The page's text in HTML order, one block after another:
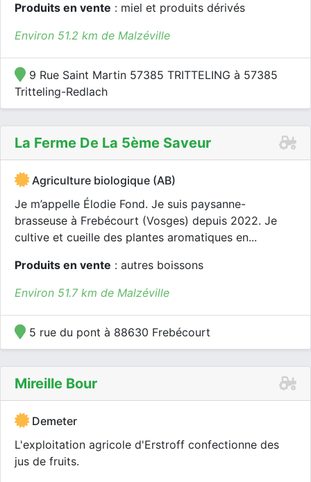
Produits en vente : miel et produits dérivés
Environ 51.2 km de Malzéville
9 Rue Saint Martin 57385 TRITTELING à 57385
Tritteling-Redlach
La Ferme De La 5ème Saveur
Agriculture biologique (AB)
Je m’appelle Élodie Fond. Je suis paysanne-
brasseuse à Frebécourt (Vosges) depuis 2022. Je
cultive et cueille des plantes aromatiques en...
Produits en vente : autres boissons
Environ 51.7 km de Malzéville
5 rue du pont à 88630 Frebécourt
Mireille Bour
Demeter
L'exploitation agricole d'Erstroff confectionne des
jus de fruits.